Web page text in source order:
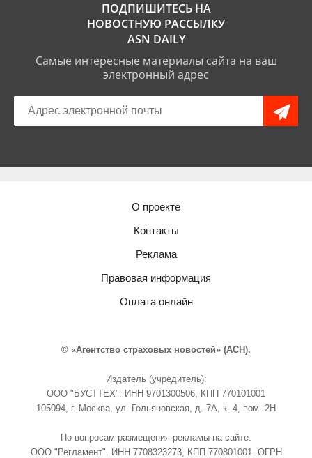
ПОДПИШИТЕСЬ НА
НОВОСТНУЮ РАССЫЛКУ
ASN DAILY
Самые интересные материалы сайта на ваш
электронный адрес
О проекте
Контакты
Реклама
Правовая информация
Оплата онлайн
© «Агентство страховых новостей» (АСН).
Издатель (учредитель):
ООО "БУСТТЕХ". ИНН 9701300506, КПП 770101001
105094, г. Москва, ул. Гольяновская, д. 7А, к. 4, пом. 2Н
По вопросам размещения рекламы на сайте:
ООО "Регламент". ИНН 7708323273, КПП 770801001. ОГРН